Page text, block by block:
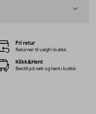
Fri retur
Returner til valgfri butikk
Klikk&Hent
Bestill på nett og hent i butikk